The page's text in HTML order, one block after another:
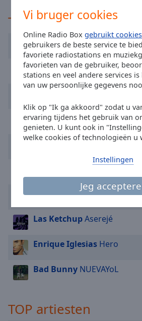
Vi bruger cookies
Online Radio Boxgebruikt cookies
gebruikers de beste service te
favoriete radiostations en
favorieten van de gebruiker,
stations en veel andere services
van uw persoonlijke gegevens
Klik op "Ik ga akkoord" zodat u
ervaring tijdens het gebruik van
genieten. U kunt ook in
welke cookies of technologieën u
Jeg
Instellingen
Close
dialog
window.
TOP op de radio
Lipps, Inc.Funky Town
KaomaLambada
Jon Secada Just Another Day
KAROL GSi Antes Te
ROSÉAPT.
Maria
Bad BunnyDtMF
Las KetchupAserejé
Enrique Iglesias Hero
Bad Bunny NUEVAYoL
TOP artiesten